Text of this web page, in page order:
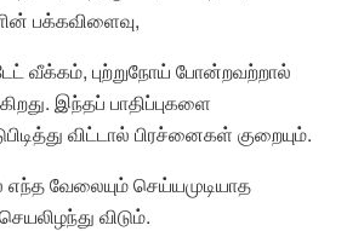
பக்கவிளைவு,
வீக்கம், புற்றுநோய் போன்றவற்றால்
இந்தப் பாதிப்புகளை
விட்டால் பிரச்னைகள் குறையும்.
வேலையும் செய்யமுடியாத
விடும்.